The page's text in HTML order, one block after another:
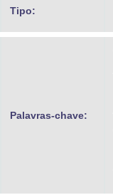
Tipo:
Palavras-chave: